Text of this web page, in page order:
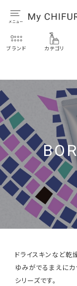
ブランド カテゴリ
ドライスキンなど乾
ゆみがでるまえにカ
シリーズです。